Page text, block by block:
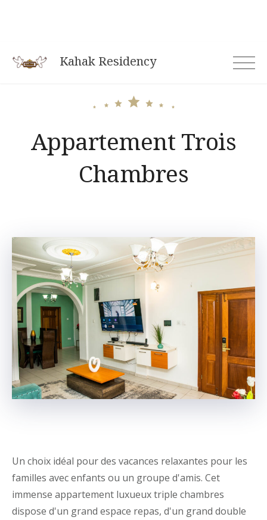
Kahak Residency
Appartement Trois
Chambres
Un choix idéal pour des vacances relaxantes pour les
familles avec enfants ou un groupe d'amis. Cet
immense appartement luxueux triple chambres
dispose d'un grand espace repas, d'un grand double